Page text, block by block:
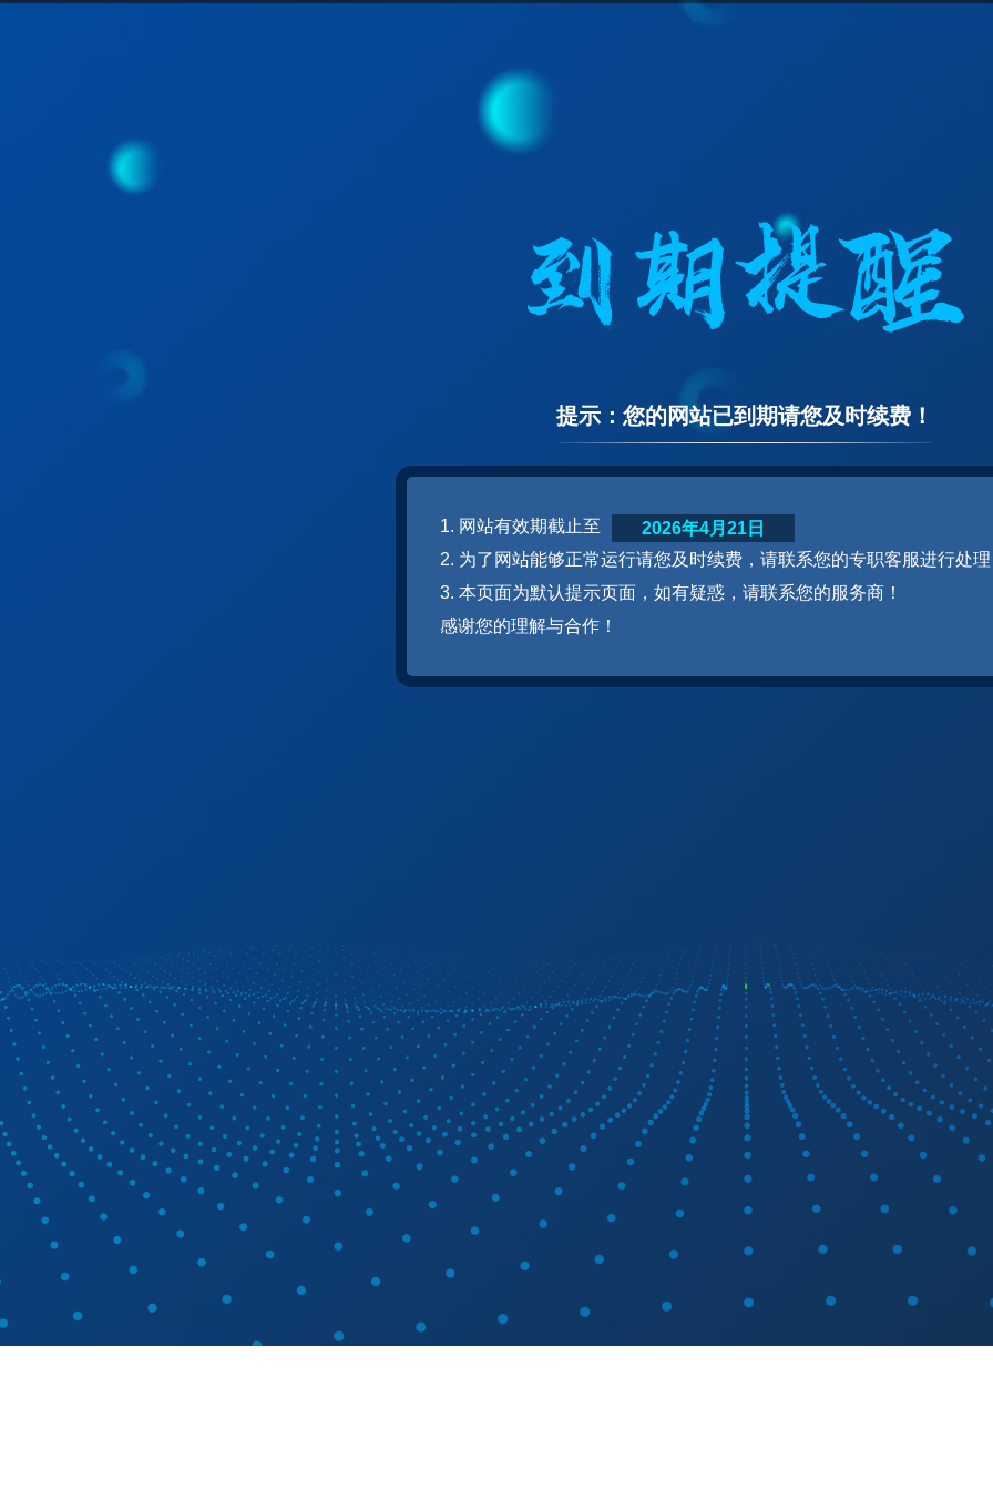
提示：您的网站已到期请您及时续费！
1. 网站有效期截止至
2. 为了网站能够正常运行请您及时续费，请联系您的专职客服进行处
3. 本页面为默认提示页面，如有疑惑，请联系您的服务商！
感谢您的理解与合作！
2026年4月21日